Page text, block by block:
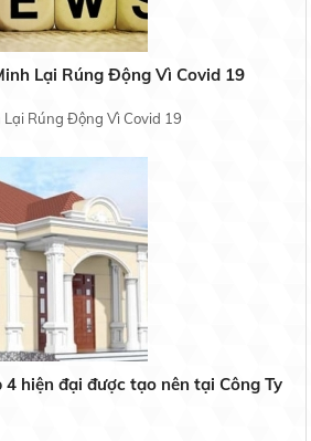
Lại Rúng Động Vì Covid 19
Rúng Động Vì Covid 19
4 hiện đại được tạo nên tại Công Ty